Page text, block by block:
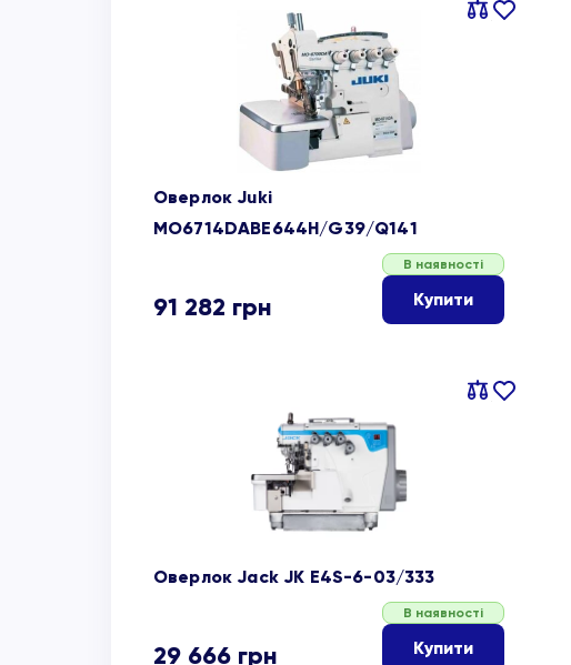
Порівняти
В
Оверлок Juki
MO6714DABE644H/G39/Q141
91 282 грн
В наявності
Купити
Порівняти
В
Оверлок Jack JK E4S-6-03/333
29 666 грн
В наявності
Купити